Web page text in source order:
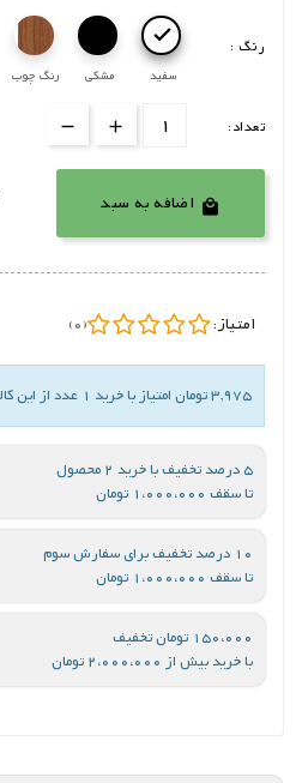
رنگ :
سفید

مشکی رنگ چوب
تعداد:
 اضافه به سبد
امتیاز: (0)
3,975 تومان امتیاز با خرید 1 عدد از این کالا
5 درصد تخفیف با خرید 2 محصول
تا سقف 1،000،000 تومان
10 درصد تخفیف برای سفارش سوم
تا سقف 1،000،000 تومان
150،000 تومان تخفیف
با خرید بیش از 2،000،000 تومان